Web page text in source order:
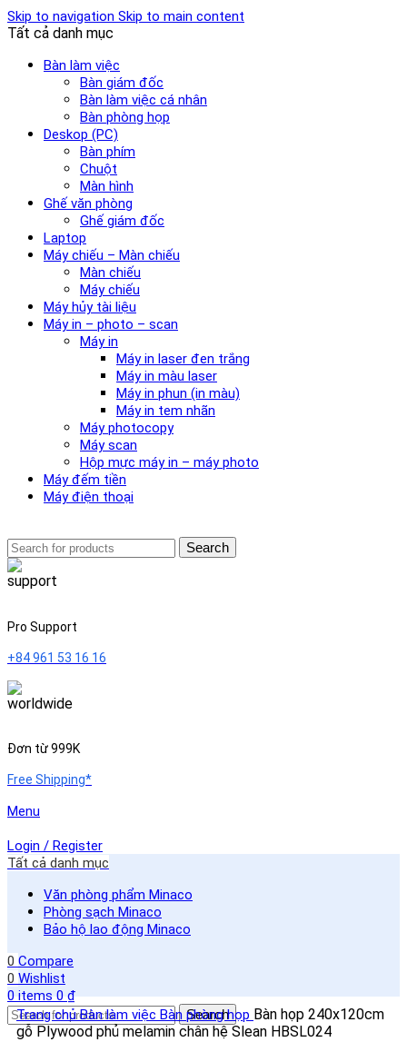
Skip to navigation Skip to main content
Tất cả danh mục
Bàn làm việc
Bàn giám đốc
Bàn làm việc cá nhân
Bàn phòng họp
Deskop (PC)
Bàn phím
Chuột
Màn hình
Ghế văn phòng
Ghế giám đốc
Laptop
Máy chiếu – Màn chiếu
Màn chiếu
Máy chiếu
Máy hủy tài liệu
Máy in – photo – scan
Máy in
Máy in laser đen trắng
Máy in màu laser
Máy in phun (in màu)
Máy in tem nhãn
Máy photocopy
Máy scan
Hộp mực máy in – máy photo
Máy đếm tiền
Máy điện thoại
Search
Pro Support
+84 961 53 16 16
Đơn từ 999K
Free Shipping*
Menu
Login / Register
Tất cả danh mục
Văn phòng phẩm Minaco
Phòng sạch Minaco
Bảo hộ lao động Minaco
0 Compare
0 Wishlist
0items 0₫
Search
Trang chủBàn làm việc Bàn phòng họp Bàn họp 240x120cm
gỗ Plywood phủ melamin chân hệ Slean HBSL024